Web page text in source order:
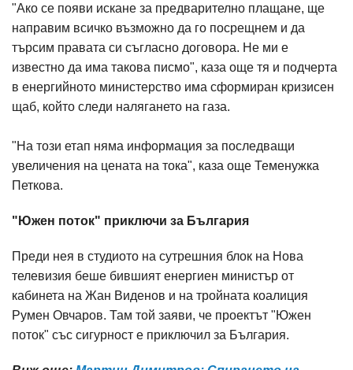
"Ако се появи искане за предварително плащане, ще
направим всичко възможно да го посрещнем и да
търсим правата си съгласно договора. Не ми е
известно да има такова писмо", каза още тя и подчерта
в енергийното министерство има сформиран кризисен
щаб, който следи налягането на газа.
"На този етап няма информация за последващи
увеличения на цената на тока", каза още Теменужка
Петкова.
"Южен поток" приключи за България
Преди нея в студиото на сутрешния блок на Нова
телевизия беше бившият енергиен министър от
кабинета на Жан Виденов и на тройната коалиция
Румен Овчаров. Там той заяви, че проектът "Южен
поток" със сигурност е приключил за България.